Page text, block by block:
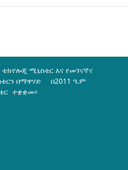
ሚኒስቴር እና የመገናኛና
በማዋሃድ በ2011 ዓ.ም
ተቋቋመ፡፡